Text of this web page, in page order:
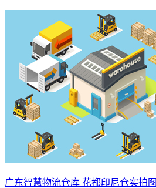
广东智慧物流仓库 花都印尼仓实拍图